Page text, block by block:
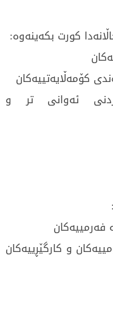
کورت بکەینەوە:
کۆمەڵایەتییەکان
ئەوانی تر و
فەرمییەکان
و کارگێڕییەکان